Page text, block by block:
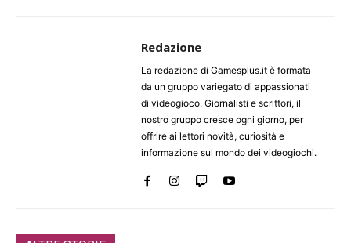
Redazione
La redazione di Gamesplus.it è formata
da un gruppo variegato di appassionati
di videogioco. Giornalisti e scrittori, il
nostro gruppo cresce ogni giorno, per
offrire ai lettori novità, curiosità e
informazione sul mondo dei videogiochi.